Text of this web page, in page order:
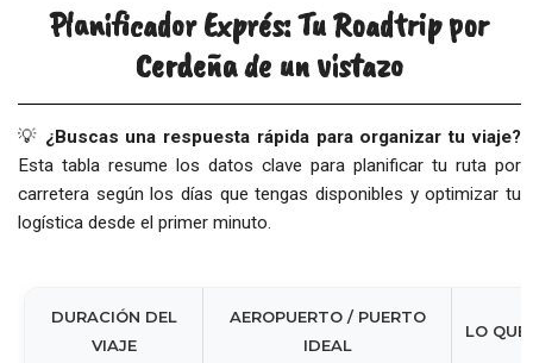
Planificador Exprés: Tu Roadtrip por
Cerdeña de un vistazo
💡 ¿Buscas una respuesta rápida para organizar tu viaje?
Esta tabla resume los datos clave para planificar tu ruta por
carretera según los días que tengas disponibles y optimizar tu
logística desde el primer minuto.
DURACIÓN DEL
VIAJE
AEROPUERTO / PUERTO
IDEAL
LO QUE